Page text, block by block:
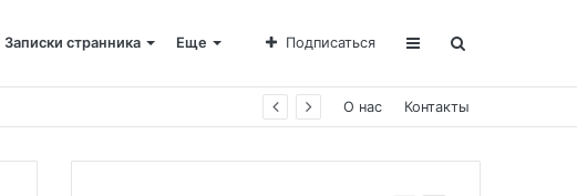
Записки странника Еще Подписаться
О нас Контакты